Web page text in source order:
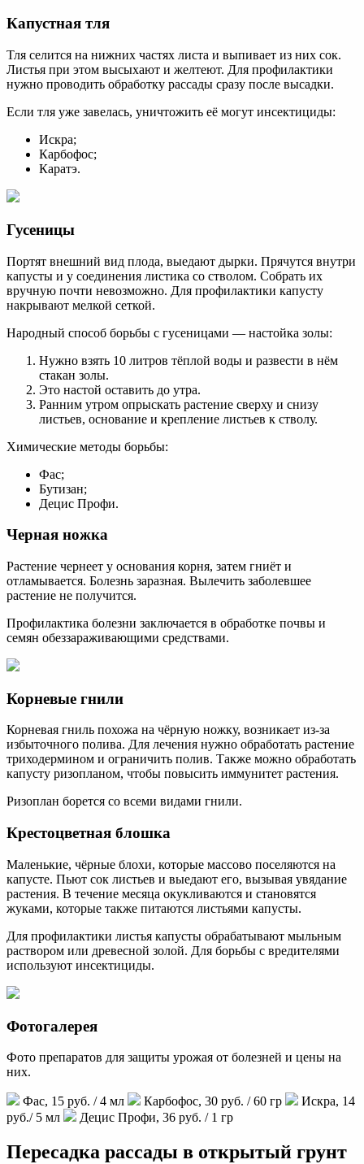
Капустная тля
Тля селится на нижних частях листа и выпивает из них сок.
Листья при этом высыхают и желтеют. Для профилактики
нужно проводить обработку рассады сразу после высадки.
Если тля уже завелась, уничтожить её могут инсектициды:
Искра;
Карбофос;
Каратэ.
Гусеницы
Портят внешний вид плода, выедают дырки. Прячутся внутри
капусты и у соединения листика со стволом. Собрать их
вручную почти невозможно. Для профилактики капусту
накрывают мелкой сеткой.
Народный способ борьбы с гусеницами — настойка золы:
Нужно взять 10 литров тёплой воды и развести в нём
стакан золы.
Это настой оставить до утра.
Ранним утром опрыскать растение сверху и снизу
листьев, основание и крепление листьев к стволу.
Химические методы борьбы:
Фас;
Бутизан;
Децис Профи.
Черная ножка
Растение чернеет у основания корня, затем гниёт и
отламывается. Болезнь заразная. Вылечить заболевшее
растение не получится.
Профилактика болезни заключается в обработке почвы и
семян обеззараживающими средствами.
Корневые гнили
Корневая гниль похожа на чёрную ножку, возникает из-за
избыточного полива. Для лечения нужно обработать растение
триходермином и ограничить полив. Также можно обработать
капусту ризопланом, чтобы повысить иммунитет растения.
Ризоплан борется со всеми видами гнили.
Крестоцветная блошка
Маленькие, чёрные блохи, которые массово поселяются на
капусте. Пьют сок листьев и выедают его, вызывая увядание
растения. В течение месяца окукливаются и становятся
жуками, которые также питаются листьями капусты.
Для профилактики листья капусты обрабатывают мыльным
раствором или древесной золой. Для борьбы с вредителями
используют инсектициды.
Фотогалерея
Фото препаратов для защиты урожая от болезней и цены на
них.
Фас, 15 руб. / 4 мл Карбофос, 30 руб. / 60 гр
Искра, 14
руб./ 5 мл
Децис Профи, 36 руб. / 1 гр
Пересадка рассады в открытый грунт